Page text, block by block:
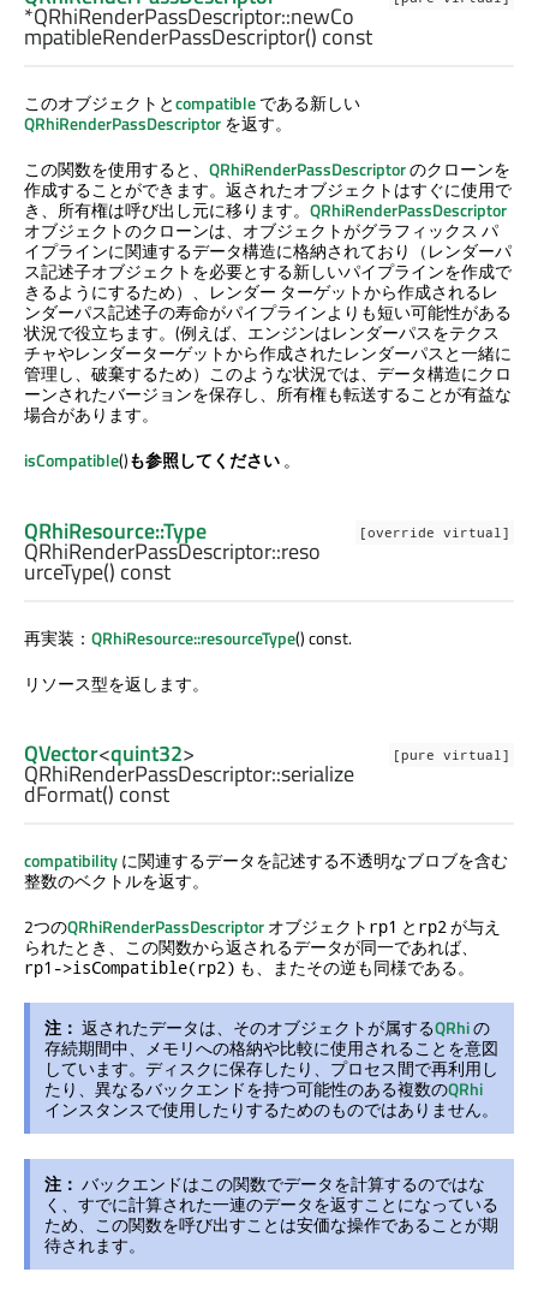
*QRhiRenderPassDescriptor::newCo
mpatibleRenderPassDescriptor() const
このオブジェクトとcompatibleである新しい
QRhiRenderPassDescriptorを返す。
この関数を使用すると、 QRhiRenderPassDescriptorのクローンを
作成することができます。返されたオブジェクトはすぐに使用で
き、所有権は呼び出し元に移ります。 QRhiRenderPassDescriptor
オブジェクトのクローンは、オブジェクトがグラフィックス パ
イプラインに関連するデータ構造に格納されており（レンダーパ
ス記述子オブジェクトを必要とする新しいパイプラインを作成で
きるようにするため）、レンダー ターゲットから作成されるレ
ンダーパス記述子の寿命がパイプラインよりも短い可能性がある
状況で役立ちます。(例えば、エンジンはレンダーパスをテクス
チャやレンダーターゲットから作成されたレンダーパスと一緒に
管理し、破棄するため）このような状況では、データ構造にクロ
ーンされたバージョンを保存し、所有権も転送することが有益な
場合があります。
isCompatible()も参照してください。
[override virtual]
QRhiResource::Type
QRhiRenderPassDescriptor::reso
urceType() const
再実装： QRhiResource::resourceType() const.
リソース型を返します。
[pure virtual]
QVector<quint32>
QRhiRenderPassDescriptor::serialize
dFormat() const
compatibilityに関連するデータを記述する不透明なブロブを含む
整数のベクトルを返す。
2つのQRhiRenderPassDescriptorオブジェクト rp1 と rp2が与え
られたとき、この関数から返されるデータが同一であれば、
rp1->isCompatible(rp2) も、またその逆も同様である。
注： 返されたデータは、そのオブジェクトが属するQRhiの
存続期間中、メモリへの格納や比較に使用されることを意図
しています。ディスクに保存したり、プロセス間で再利用し
たり、異なるバックエンドを持つ可能性のある複数のQRhi
インスタンスで使用したりするためのものではありません。
注： バックエンドはこの関数でデータを計算するのではな
く、すでに計算された一連のデータを返すことになっている
ため、この関数を呼び出すことは安価な操作であることが期
待されます。